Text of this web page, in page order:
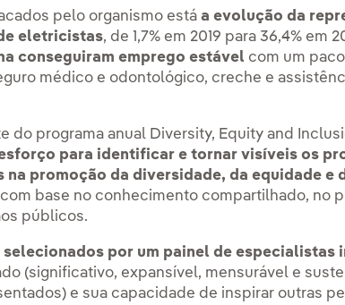
pelo organismo estáa evolução da
eletricistas, de 1,7% em 2019 para 36,4% em
conseguiram emprego estável com um
médico e odontológico, creche e
do programa anual Diversity, Equity and
para identificar e tornar visíveis os
na promoção da diversidade, da equidade e
base no conhecimento compartilhado, no
públicos.
por um painel de especialistas
(significativo, expansível, mensurável e
e sua capacidade de inspirar outras